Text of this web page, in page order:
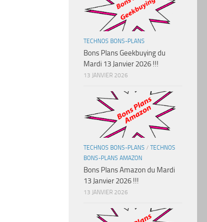
TECHNOS BONS-PLANS
Bons Plans Geekbuying du
Mardi 13 Janvier 2026 !!!
13 JANVIER 2026
TECHNOS BONS-PLANS / TECHNOS
BONS-PLANS AMAZON
Bons Plans Amazon du Mardi
13 Janvier 2026 !!!
13 JANVIER 2026